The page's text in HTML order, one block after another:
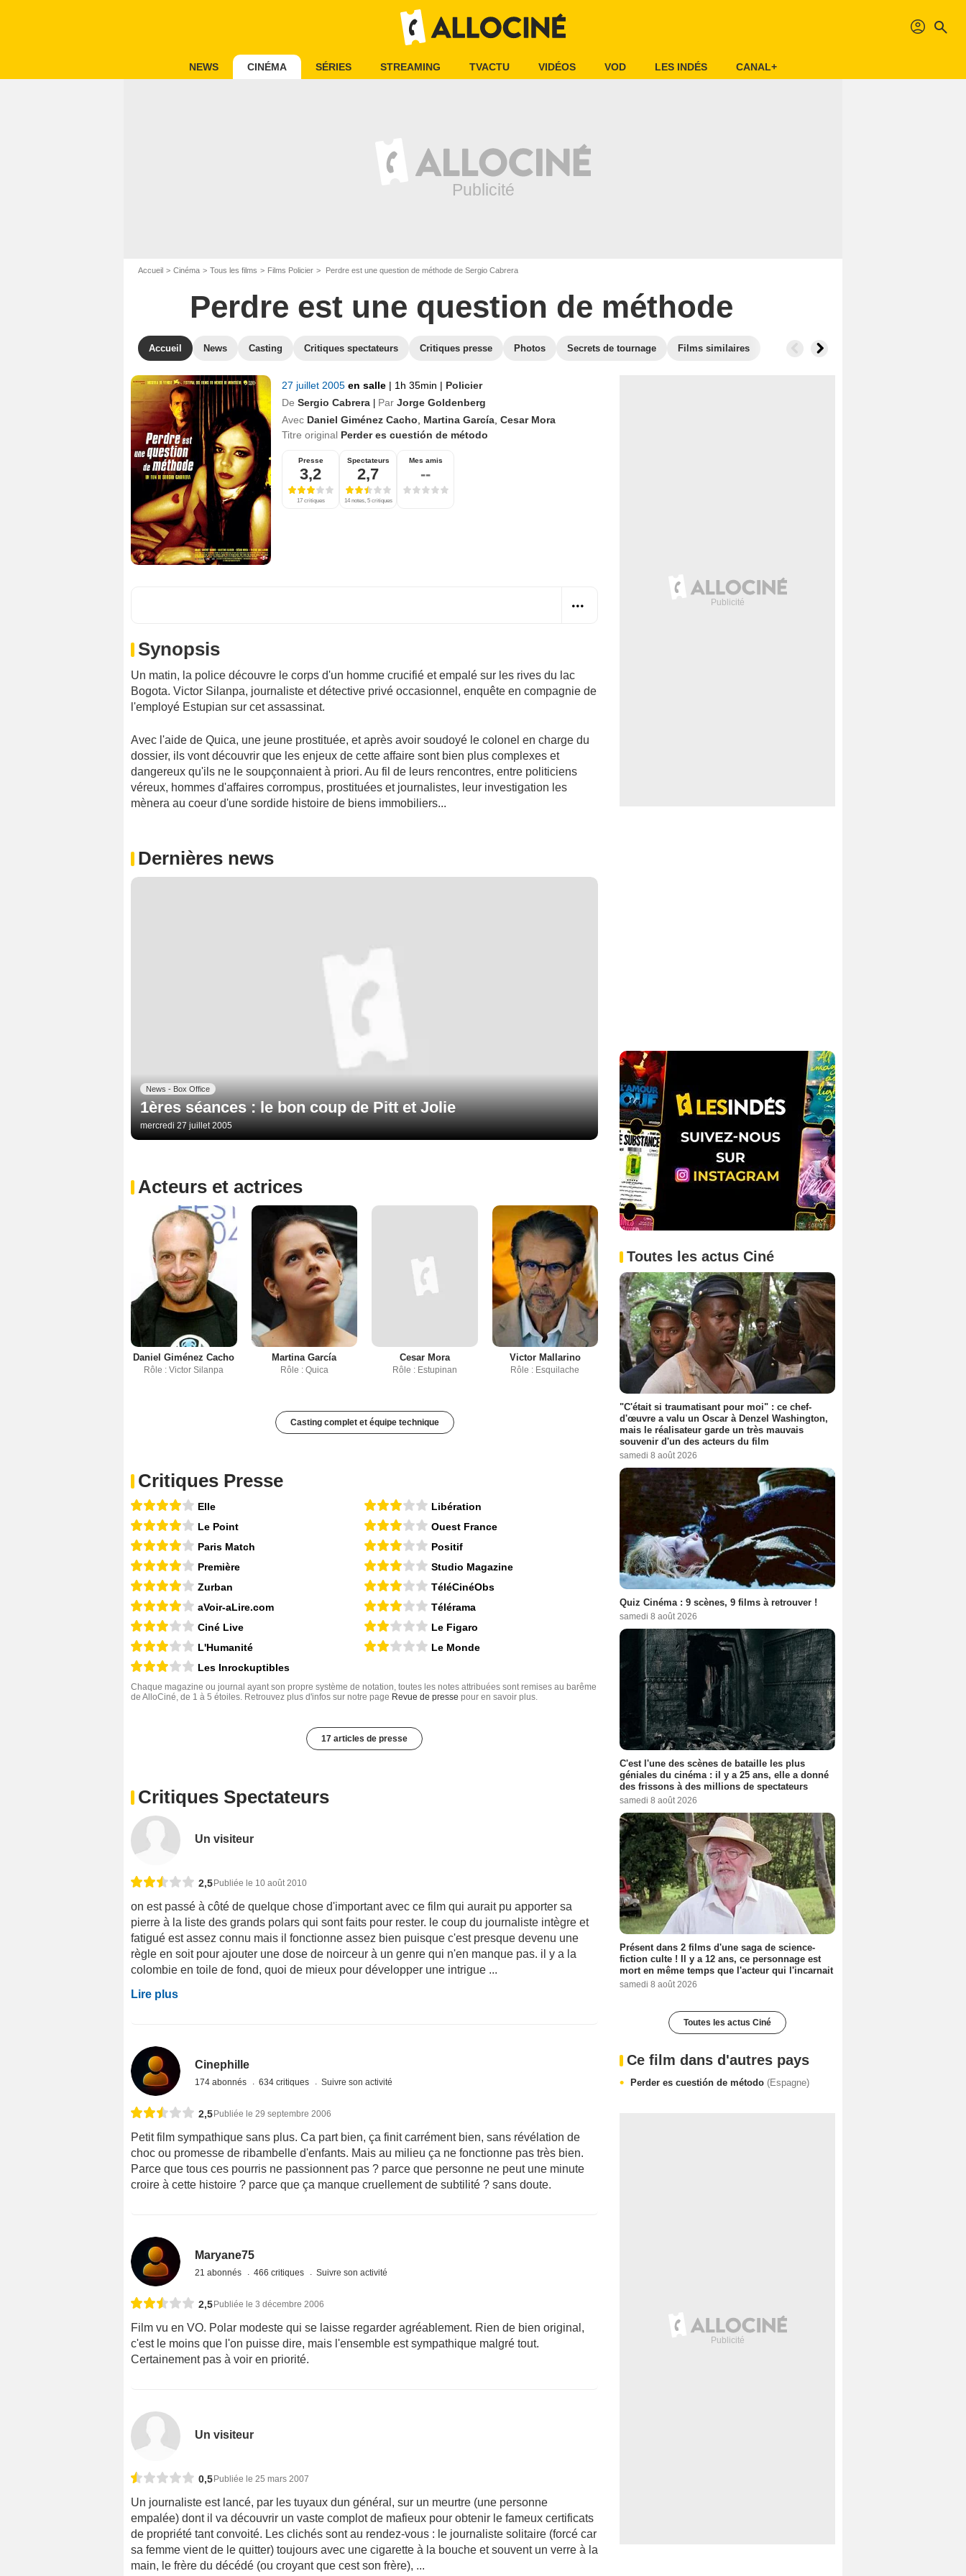
profil search
NEWS CINÉMA SÉRIES STREAMING TVACTU VIDÉOS VOD LES INDÉS CANAL+
Accueil Cinéma Tous les films Films Policier Perdre est une question de méthode de Sergio Cabrera
Perdre est une question de méthode
Accueil News Casting Critiques spectateurs Critiques presse Photos Secrets de tournage Films similaires
27 juillet 2005 en salle | 1h 35min | Policier
De Sergio Cabrera Par Jorge Goldenberg
Avec Daniel Giménez Cacho Martina García Cesar Mora
Titre original Perder es cuestión de método
Presse
3,2
17 critiques
Spectateurs
2,7
14 notes, 5 critiques
Mes amis
--
Synopsis
Un matin, la police découvre le corps d'un homme crucifié et empalé sur les rives du lac
Bogota. Victor Silanpa, journaliste et détective privé occasionnel, enquête en compagnie de
l'employé Estupian sur cet assassinat.
Avec l'aide de Quica, une jeune prostituée, et après avoir soudoyé le colonel en charge du
dossier, ils vont découvrir que les enjeux de cette affaire sont bien plus complexes et
dangereux qu'ils ne le soupçonnaient à priori. Au fil de leurs rencontres, entre politiciens
véreux, hommes d'affaires corrompus, prostituées et journalistes, leur investigation les
mènera au coeur d'une sordide histoire de biens immobiliers...
Dernières news
News - Box Office
1ères séances : le bon coup de Pitt et Jolie
mercredi 27 juillet 2005
Acteurs et actrices
Daniel Giménez Cacho
Rôle : Victor Silanpa
Martina García
Rôle : Quica
Cesar Mora
Rôle : Estupinan
Victor Mallarino
Rôle : Esquilache
Casting complet et équipe technique
Critiques Presse
Elle
Le Point
Paris Match
Première
Zurban
aVoir-aLire.com
Ciné Live
L'Humanité
Les Inrockuptibles
Libération
Ouest France
Positif
Studio Magazine
TéléCinéObs
Télérama
Le Figaro
Le Monde
Chaque magazine ou journal ayant son propre système de notation, toutes les notes attribuées sont remises au barême
de AlloCiné, de 1 à 5 étoiles. Retrouvez plus d'infos sur notre page Revue de presse pour en savoir plus.
17 articles de presse
Critiques Spectateurs
Un visiteur
2,5 Publiée le 10 août 2010
on est passé à côté de quelque chose d'important avec ce film qui aurait pu apporter sa
pierre à la liste des grands polars qui sont faits pour rester. le coup du journaliste intègre et
fatigué est assez connu mais il fonctionne assez bien puisque c'est presque devenu une
règle en soit pour ajouter une dose de noirceur à un genre qui n'en manque pas. il y a la
colombie en toile de fond, quoi de mieux pour développer une intrigue ...
Lire plus
Cinephille
174 abonnés 634 critiques Suivre son activité
2,5 Publiée le 29 septembre 2006
Petit film sympathique sans plus. Ca part bien, ça finit carrément bien, sans révélation de
choc ou promesse de ribambelle d'enfants. Mais au milieu ça ne fonctionne pas très bien.
Parce que tous ces pourris ne passionnent pas ? parce que personne ne peut une minute
croire à cette histoire ? parce que ça manque cruellement de subtilité ? sans doute.
Maryane75
21 abonnés 466 critiques Suivre son activité
2,5 Publiée le 3 décembre 2006
Film vu en VO. Polar modeste qui se laisse regarder agréablement. Rien de bien original,
c'est le moins que l'on puisse dire, mais l'ensemble est sympathique malgré tout.
Certainement pas à voir en priorité.
Un visiteur
0,5 Publiée le 25 mars 2007
Un journaliste est lancé, par les tuyaux dun général, sur un meurtre (une personne
empalée) dont il va découvrir un vaste complot de mafieux pour obtenir le fameux certificats
de propriété tant convoité. Les clichés sont au rendez-vous : le journaliste solitaire (forcé car
sa femme vient de le quitter) toujours avec une cigarette à la bouche et souvent un verre à la
main, le frère du décédé (ou croyant que cest son frère), ...
Toutes les actus Ciné
"C'était si traumatisant pour moi" : ce chef-
d'œuvre a valu un Oscar à Denzel Washington,
mais le réalisateur garde un très mauvais
souvenir d'un des acteurs du film
samedi 8 août 2026
Quiz Cinéma : 9 scènes, 9 films à retrouver !
samedi 8 août 2026
C'est l'une des scènes de bataille les plus
géniales du cinéma : il y a 25 ans, elle a donné
des frissons à des millions de spectateurs
samedi 8 août 2026
Présent dans 2 films d'une saga de science-
fiction culte ! Il y a 12 ans, ce personnage est
mort en même temps que l'acteur qui l'incarnait
samedi 8 août 2026
Toutes les actus Ciné
Ce film dans d'autres pays
Perder es cuestión de método (Espagne)